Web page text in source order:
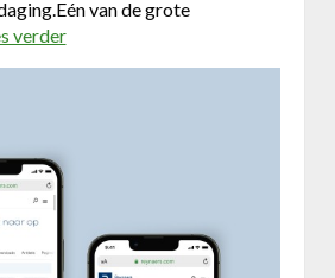
y
D
van de grote
verdero